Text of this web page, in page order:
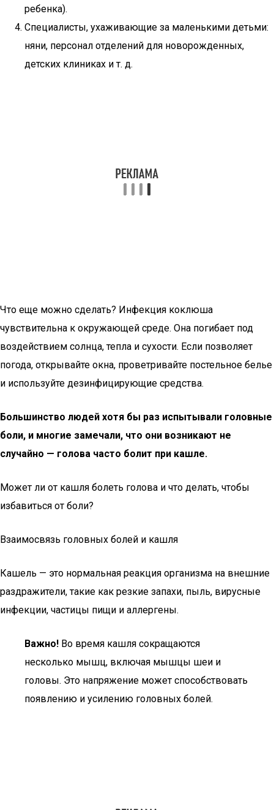
ребенка).
Специалисты, ухаживающие за маленькими детьми:
няни, персонал отделений для новорожденных,
детских клиниках и т. д.
Что еще можно сделать? Инфекция коклюша
чувствительна к окружающей среде. Она погибает под
воздействием солнца, тепла и сухости. Если позволяет
погода, открывайте окна, проветривайте постельное белье
и используйте дезинфицирующие средства.
Большинство людей хотя бы раз испытывали головные
боли, и многие замечали, что они возникают не
случайно — голова часто болит при кашле.
Может ли от кашля болеть голова и что делать, чтобы
избавиться от боли?
Взаимосвязь головных болей и кашля
Кашель — это нормальная реакция организма на внешние
раздражители, такие как резкие запахи, пыль, вирусные
инфекции, частицы пищи и аллергены.
Важно! Во время кашля сокращаются
несколько мышц, включая мышцы шеи и
головы. Это напряжение может способствовать
появлению и усилению головных болей.